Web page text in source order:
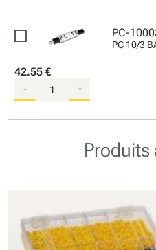
PC-
PC 10/3
42.55 €
- +
Produits